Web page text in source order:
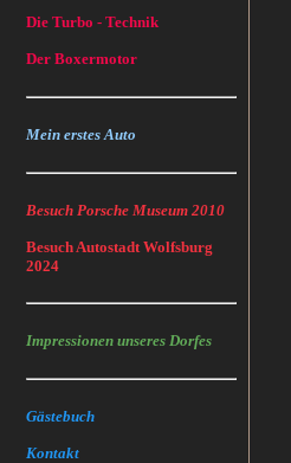
Die Turbo - Technik
Der Boxermotor
Mein erstes Auto
Besuch Porsche Museum 2010
Besuch Autostadt Wolfsburg
2024
Impressionen unseres Dorfes
Gästebuch
Kontakt